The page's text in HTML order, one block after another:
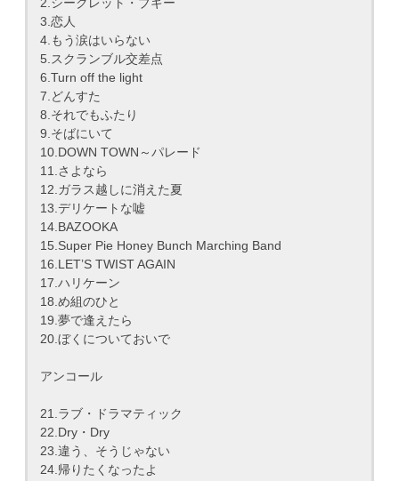
3.恋人
4.もう涙はいらない
5.スクランブル交差点
6.Turn off the light
7.どんすた
8.それでもふたり
9.そばにいて
10.DOWN TOWN～パレード
11.さよなら
12.ガラス越しに消えた夏
13.デリケートな嘘
14.BAZOOKA
15.Super Pie Honey Bunch Marching Band
16.LET’S TWIST AGAIN
17.ハリケーン
18.め組のひと
19.夢で逢えたら
20.ぼくについておいで
アンコール
21.ラブ・ドラマティック
22.Dry・Dry
23.違う、そうじゃない
24.帰りたくなったよ